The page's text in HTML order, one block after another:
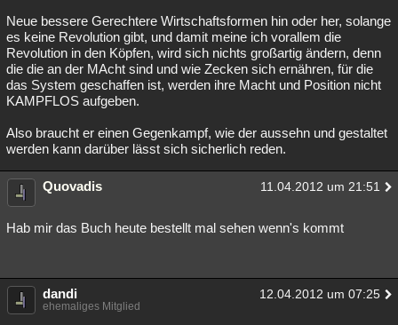
Neue bessere Gerechtere Wirtschaftsformen hin oder her, solange
es keine Revolution gibt, und damit meine ich vorallem die
Revolution in den Köpfen, wird sich nichts großartig ändern, denn
die die an der MAcht sind und wie Zecken sich ernähren, für die
das System geschaffen ist, werden ihre Macht und Position nicht
KAMPFLOS aufgeben.
Also braucht er einen Gegenkampf, wie der aussehn und gestaltet
werden kann darüber lässt sich sicherlich reden.
Quovadis 11.04.2012 um 21:51
Hab mir das Buch heute bestellt mal sehen wenn's kommt
dandi 12.04.2012 um 07:25
ehemaliges Mitglied